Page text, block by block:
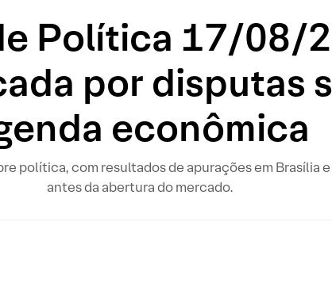
Política 17/08/
por disputas
econômica
política, com resultados de apurações em Brasília
antes da abertura do mercado.